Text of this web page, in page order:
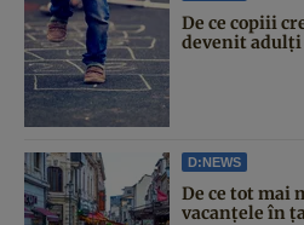
De ce copiii
devenit
D:NEWS
De ce tot mai
vacanțele în